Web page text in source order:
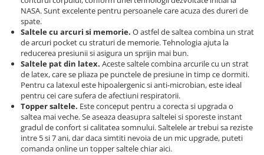
NASA. Sunt excelente pentru persoanele care acuza des dureri de
spate.
Saltele cu arcuri si memorie. O astfel de saltea combina un strat
de arcuri pocket cu straturi de memorie. Tehnologia ajuta la
reducerea presiunii si asigura un sprijin mai bun.
Saltele pat din latex. Aceste saltele combina arcurile cu un strat
de latex, care se pliaza pe punctele de presiune in timp ce dormiti.
Pentru ca latexul este hipoalergenic si anti-microbian, este ideal
pentru cei care sufera de afectiuni respiratorii.
Topper saltele. Este conceput pentru a corecta si upgrada o
saltea mai veche. Se aseaza deasupra saltelei si sporeste instant
gradul de confort si calitatea somnului. Saltelele ar trebui sa reziste
intre 5 si 7 ani, dar daca simtiti nevoia de un mic upgrade, puteti
comanda online un topper saltele chiar aici.